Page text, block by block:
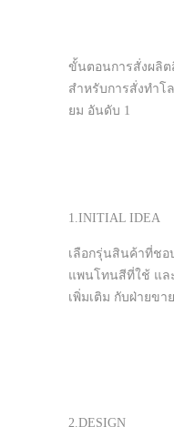
ขั้นตอนการสั่งผลิต
สำหรับการสั่งทำโ
ยม อันดับ 1
1.INITIAL IDEA
เลือกรุ่นสินค้าที่ชอ
แพนโทนสีที่ใช้ แล
เพิ่มเติม กับฝ่ายขาย
2.DESIGN